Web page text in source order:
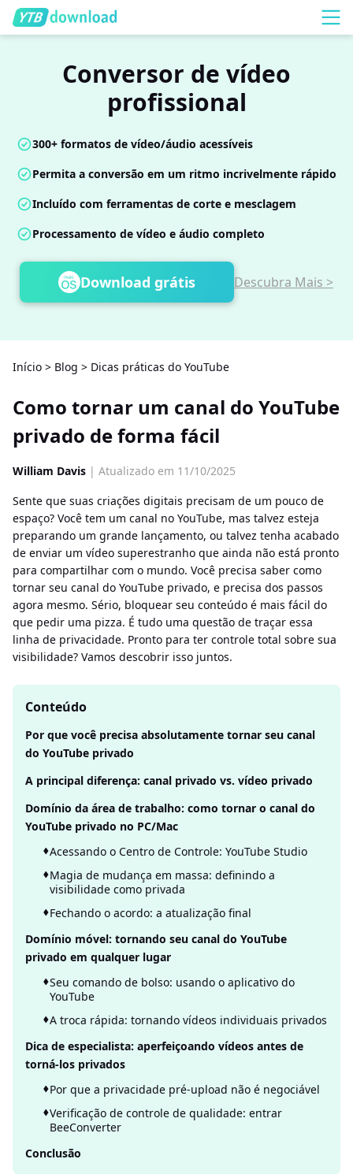
Conversor de vídeo
profissional
300+ formatos de vídeo/áudio acessíveis
Permita a conversão em um ritmo incrivelmente rápido
Incluído com ferramentas de corte e mesclagem
Processamento de vídeo e áudio completo
Download grátis Descubra Mais >
Início > Blog > Dicas práticas do YouTube
Como tornar um canal do YouTube
privado de forma fácil
William Davis | Atualizado em 11/10/2025
Sente que suas criações digitais precisam de um pouco de
espaço? Você tem um canal no YouTube, mas talvez esteja
preparando um grande lançamento, ou talvez tenha acabado
de enviar um vídeo superestranho que ainda não está pronto
para compartilhar com o mundo. Você precisa saber como
tornar seu canal do YouTube privado, e precisa dos passos
agora mesmo. Sério, bloquear seu conteúdo é mais fácil do
que pedir uma pizza. É tudo uma questão de traçar essa
linha de privacidade. Pronto para ter controle total sobre sua
visibilidade? Vamos descobrir isso juntos.
Conteúdo
Por que você precisa absolutamente tornar seu canal
do YouTube privado
A principal diferença: canal privado vs. vídeo privado
Domínio da área de trabalho: como tornar o canal do
YouTube privado no PC/Mac
Acessando o Centro de Controle: YouTube Studio
Magia de mudança em massa: definindo a
visibilidade como privada
Fechando o acordo: a atualização final
Domínio móvel: tornando seu canal do YouTube
privado em qualquer lugar
Seu comando de bolso: usando o aplicativo do
YouTube
A troca rápida: tornando vídeos individuais privados
Dica de especialista: aperfeiçoando vídeos antes de
torná-los privados
Por que a privacidade pré-upload não é negociável
Verificação de controle de qualidade: entrar
BeeConverter
Conclusão